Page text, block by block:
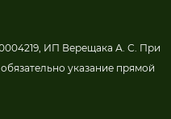
ИП Верещака А. С. При
указание прямой